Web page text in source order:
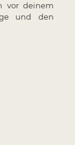
vor deinem
und den